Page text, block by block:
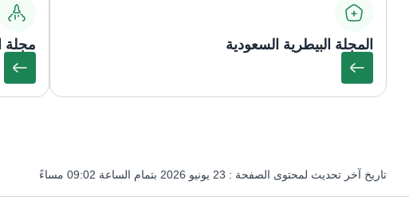
المجلة البيطرية السعودية مجلة
تاريخ آخر تحديث لمحتوى الصفحة : 23 يونيو 2026 بتمام الساعة 09:02 مساءً